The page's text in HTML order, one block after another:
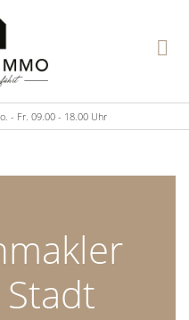
- Fr. 09.00 - 18.00 Uhr